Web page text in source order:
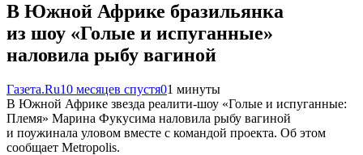
В Южной Африке бразильянка
из шоу «Голые и испуганные»
наловила рыбу вагиной
Газета.Ru10 месяцев спустя01 минуты
В Южной Африке звезда реалити-шоу «Голые и испуганные:
Племя» Марина Фукусима наловила рыбу вагиной
и поужинала уловом вместе с командой проекта. Об этом
сообщает Metropolis.